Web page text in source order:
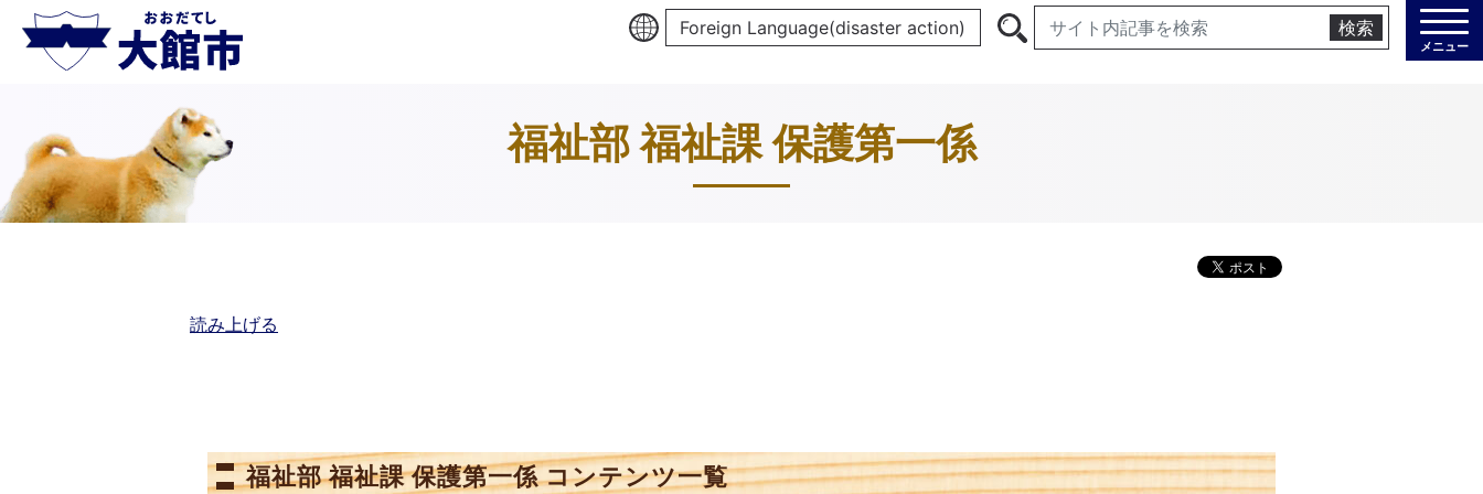
Foreign Language(disaster action) 検索
メニュー
福祉部 福祉課 保護第一係
読み上げる
福祉部 福祉課 保護第一係 コンテンツ一覧